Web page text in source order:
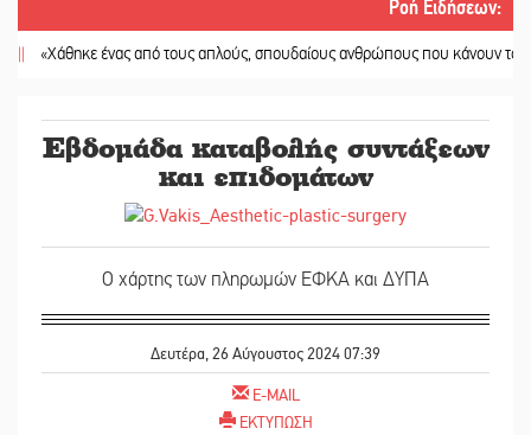
Ροή Ειδήσεων:
ένας από τους απλούς, σπουδαίους ανθρώπους που κάνουν τον κόσμο
Εβδομάδα καταβολής συντάξεων
και επιδομάτων
Ο χάρτης των πληρωμών ΕΦΚΑ και ΔΥΠΑ
Δευτέρα, 26 Αύγουστος 2024 07:39
E-MAIL
ΕΚΤΥΠΩΣΗ